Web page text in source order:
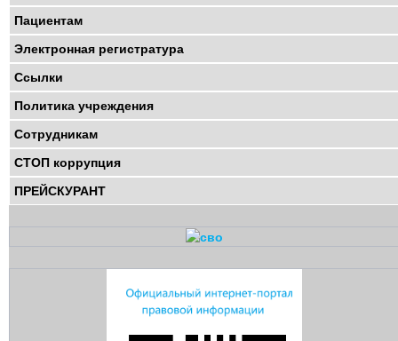
Пациентам
Электронная регистратура
Ссылки
Политика учреждения
Сотрудникам
СТОП коррупция
ПРЕЙСКУРАНТ